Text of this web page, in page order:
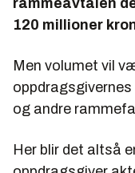
rammeavtalen
120 millioner
Men volumet vil
og andre
Her blir det altså